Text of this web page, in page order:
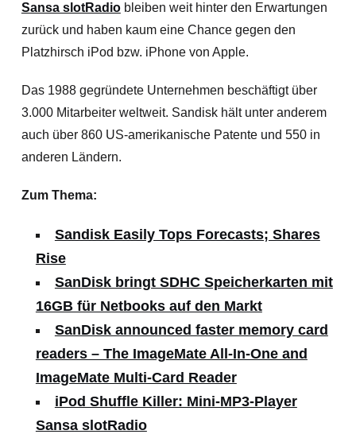
Sansa slotRadiobleiben weit hinter den Erwartungen
zurück und haben kaum eine Chance gegen den
Platzhirsch iPod bzw. iPhone von Apple.
Das 1988 gegründete Unternehmen beschäftigt über
3.000 Mitarbeiter weltweit. Sandisk hält unter anderem
auch über 860 US-amerikanische Patente und 550 in
anderen Ländern.
Zum Thema:
Sandisk Easily Tops Forecasts; Shares
Rise
SanDisk bringt SDHC Speicherkarten mit
16GB für Netbooks auf den Markt
SanDisk announced faster memory card
readers – The ImageMate All-In-One and
ImageMate Multi-Card Reader
iPod Shuffle Killer: Mini-MP3-Player
Sansa slotRadio